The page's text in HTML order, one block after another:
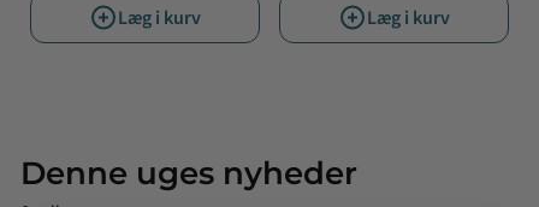
Læg i kurv Læg i kurv
Denne uges nyheder